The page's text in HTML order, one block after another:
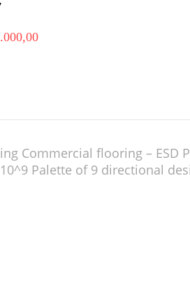
Commercial flooring – ESD
Palette of 9 directional